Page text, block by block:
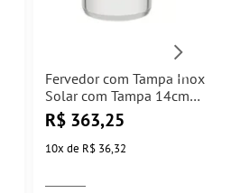
Fervedor com Tampa Inox
Solar com Tampa 14cm
2L Tramontina
R$ 363,25
10x de R$ 36,32